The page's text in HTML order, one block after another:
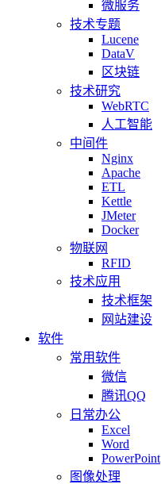
微服务
技术专题
Lucene
DataV
区块链
技术研究
WebRTC
人工智能
中间件
Nginx
Apache
ETL
Kettle
JMeter
Docker
物联网
RFID
技术应用
技术框架
网站建设
软件
常用软件
微信
腾讯QQ
日常办公
Excel
Word
PowerPoint
图像处理